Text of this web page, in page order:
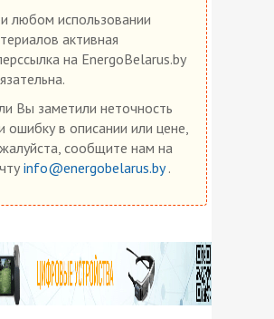
любом использовании
активная
на EnergoBelarus.by
Вы заметили неточность
ошибку в описании или цене,
сообщите нам на
info@energobelarus.by.